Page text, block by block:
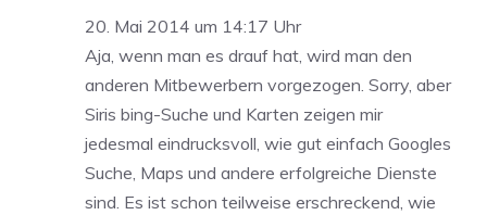
20. Mai 2014 um 14:17 Uhr
Aja, wenn man es drauf hat, wird man den
anderen Mitbewerbern vorgezogen. Sorry, aber
Siris bing-Suche und Karten zeigen mir
jedesmal eindrucksvoll, wie gut einfach Googles
Suche, Maps und andere erfolgreiche Dienste
sind. Es ist schon teilweise erschreckend, wie